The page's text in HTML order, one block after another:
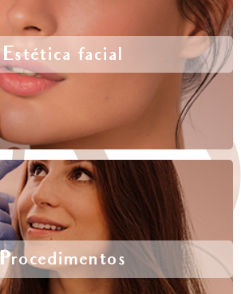
Estética facial
Procedimentos